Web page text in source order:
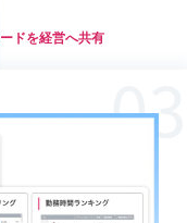
ドを経営へ共有